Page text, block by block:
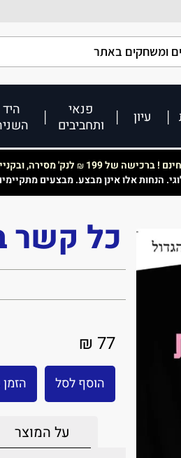
עיון
פנאי
ותחביבים
היד
! ברכישה של 199 ₪ לנק' מסירה,
הנחות אלו אינן מבצע. מבצעים
כל קשר
77 ₪
הוסף לסל
על המוצר